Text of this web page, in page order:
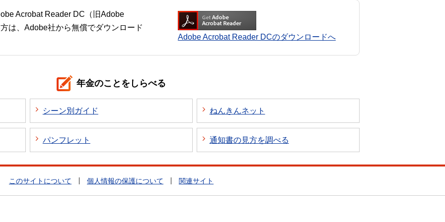
Acrobat Reader DC（旧Adobe
は、Adobe社から無償でダウンロード
Adobe Acrobat Reader DCのダウンロードへ
年金のことをしらべる
シーン別ガイド ねんきんネット
パンフレット 通知書の見方を調べる
このサイトについて 個人情報の保護について 関連サイト